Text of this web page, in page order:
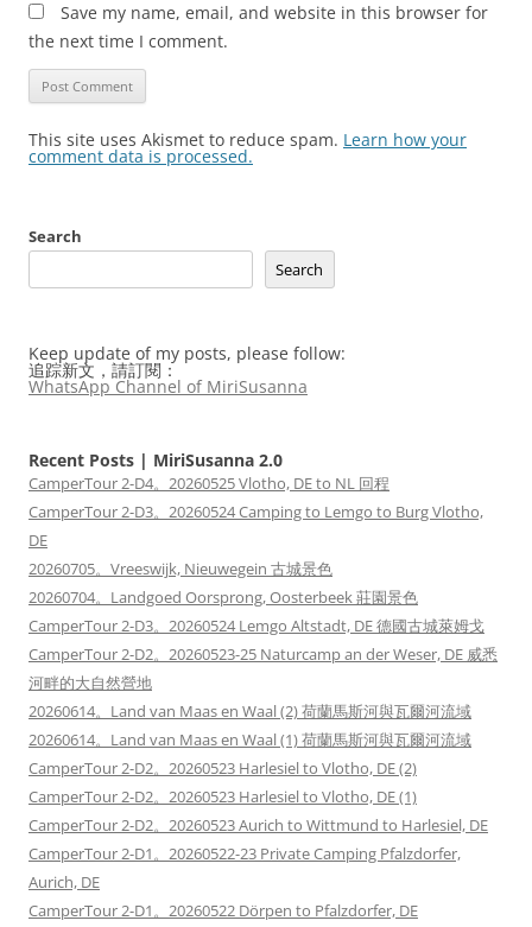
Save my name, email, and website in this browser for
the next time I comment.
This site uses Akismet to reduce spam. Learn how your
comment data is processed.
Search
Search
Keep update of my posts, please follow:
追踪新文，請訂閱：
WhatsApp Channel of MiriSusanna
Recent Posts | MiriSusanna 2.0
CamperTour 2-D4。20260525 Vlotho, DE to NL 回程
CamperTour 2-D3。20260524 Camping to Lemgo to Burg Vlotho,
DE
20260705。Vreeswijk, Nieuwegein 古城景色
20260704。Landgoed Oorsprong, Oosterbeek 莊園景色
CamperTour 2-D3。20260524 Lemgo Altstadt, DE 德國古城萊姆戈
CamperTour 2-D2。20260523-25 Naturcamp an der Weser, DE 威悉
河畔的大自然營地
20260614。Land van Maas en Waal (2) 荷蘭馬斯河與瓦爾河流域
20260614。Land van Maas en Waal (1) 荷蘭馬斯河與瓦爾河流域
CamperTour 2-D2。20260523 Harlesiel to Vlotho, DE (2)
CamperTour 2-D2。20260523 Harlesiel to Vlotho, DE (1)
CamperTour 2-D2。20260523 Aurich to Wittmund to Harlesiel, DE
CamperTour 2-D1。20260522-23 Private Camping Pfalzdorfer,
Aurich, DE
CamperTour 2-D1。20260522 Dörpen to Pfalzdorfer, DE